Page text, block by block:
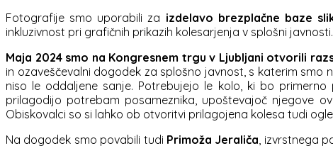
Fotografije smo uporabili za izdelavo brezplačne baze
inkluzivnost pri grafičnih prikazih kolesarjenja v splošni javnosti.
Maja 2024 smo na Kongresnem trgu v Ljubljani otvorili
in ozaveščevalni dogodek za splošno javnost, s katerim smo
niso le oddaljene sanje. Potrebujejo le kolo, ki bo
prilagodijo potrebam posameznika, upoštevajoč njegove
Obiskovalci so si lahko ob otvoritvi prilagojena kolesa tudi
Na dogodek smo povabili tudi Primoža Jeraliča, izvrstnega